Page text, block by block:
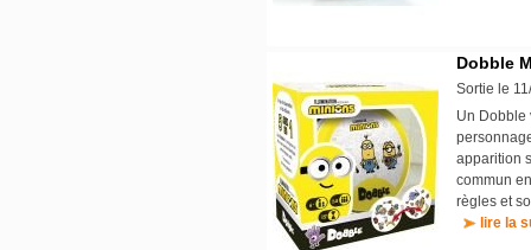
Dobble
Sortie le
Un Dobble
apparition
commun
règles et
lire la